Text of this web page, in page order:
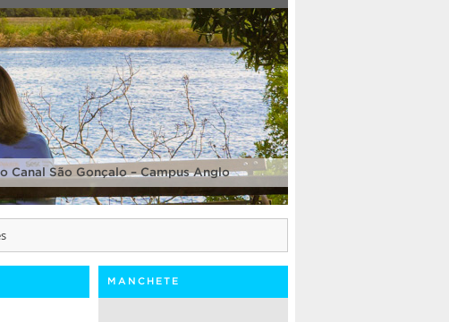
Canal São Gonçalo – Campus Anglo
MANCHETE